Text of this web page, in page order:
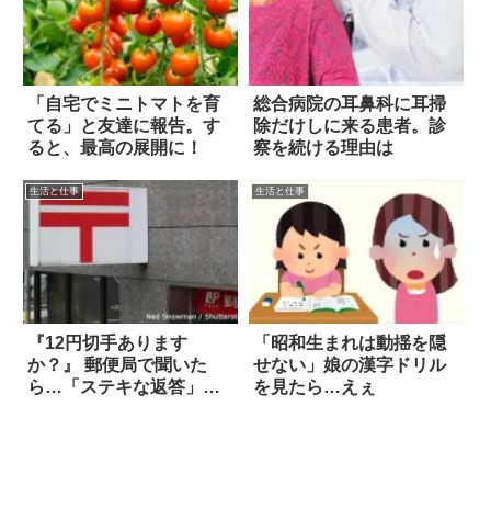
「自宅でミニトマトを育
てる」と友達に報告。す
ると、最高の展開に！
総合病院の耳鼻科に耳掃
除だけしに来る患者。診
察を続ける理由は
生活と仕事
『12円切手あります
か？』 郵便局で聞いた
ら…「ステキな返答」に
生活と仕事
「昭和生まれは動揺を隠
せない」娘の漢字ドリル
を見たら…えぇ